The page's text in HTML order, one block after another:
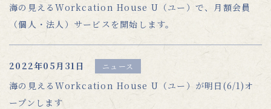
海の見えるWorkcation House U（ユー）で、月額会員
（個人・法人）サービスを開始します。
2022年05月31日 ニュース
海の見えるWorkcation House U（ユー）が明日(6/1)オ
ープンします